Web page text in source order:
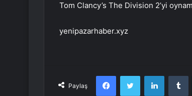
Tom Clancy’s The Division 2’yi
yenipazarhaber.xyz
Paylaş
FacebookTwitter LinkedIn